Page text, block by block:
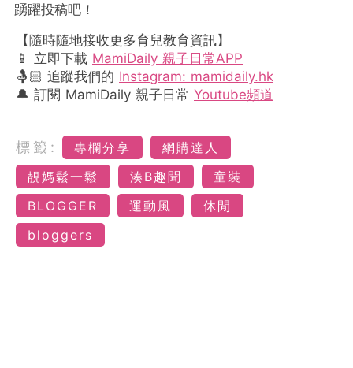
踴躍投稿吧！
【隨時隨地接收更多育兒教育資訊】
📱 立即下載 MamiDaily 親子日常APP
🤱🏻 追蹤我們的 Instagram: mamidaily.hk
🔔 訂閱 MamiDaily 親子日常 Youtube頻道
標籤: 專欄分享
網購達人
靚媽鬆一鬆
湊B趣聞
童裝
BLOGGER
運動風
休閒
bloggers